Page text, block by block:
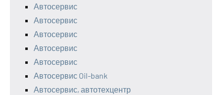
Автосервис
Автосервис
Автосервис
Автосервис
Автосервис
Автосервис Oil-bank
Автосервис, автотехцентр